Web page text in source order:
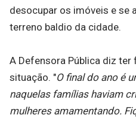
desocupar os imóveis e se
terreno baldio da cidade.
A Defensora Pública diz
situação. "O final do ano é
naquelas famílias haviam
mulheres amamentando.